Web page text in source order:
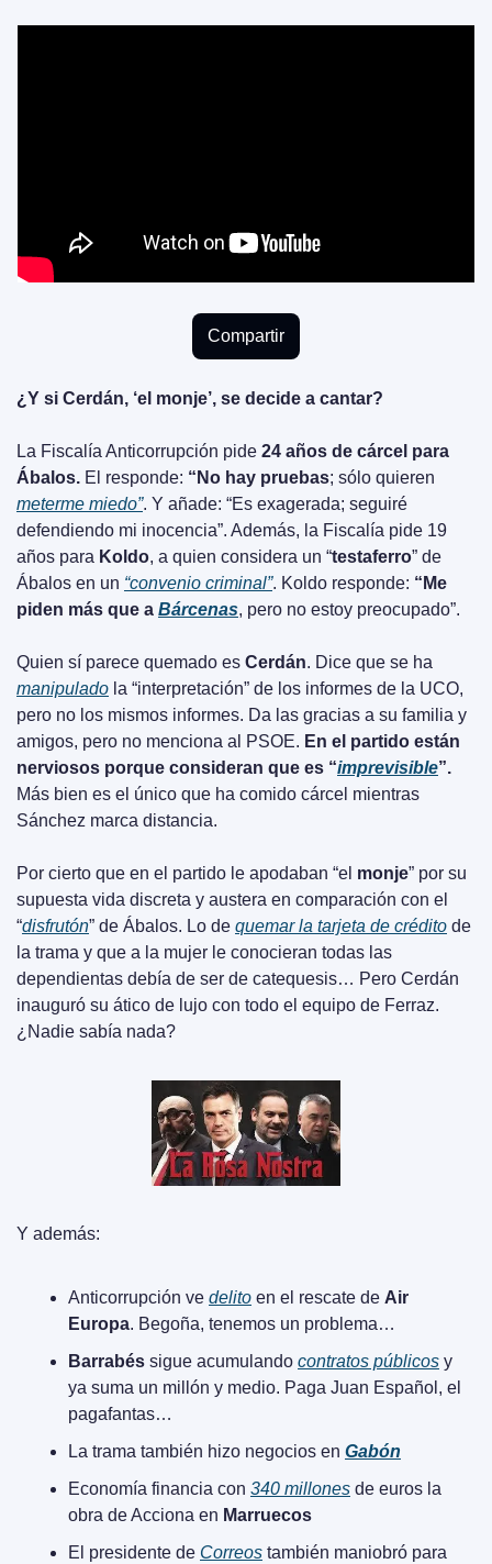
Compartir
¿Y si Cerdán, ‘el monje’, se decide a cantar?
La Fiscalía Anticorrupción pide 24 años de cárcel para
Ábalos. El responde: “No hay pruebas
meterme miedo”. Y añade: “Es exagerada; seguiré
defendiendo mi inocencia”. Además, la Fiscalía pide 19
años para Koldo, a quien considera un “testaferro” de
Ábalos en un “convenio criminal”. Koldo responde: “Me
piden más que a Bárcenas, pero no estoy preocupado”.
Quien sí parece quemado es Cerdán
manipulado la “interpretación” de los informes de la UCO,
pero no los mismos informes. Da las gracias a su familia y
amigos, pero no menciona al PSOE. En el partido están
nerviosos porque consideran que es “imprevisible”.
Más bien es el único que ha comido cárcel mientras
Sánchez marca distancia.
Por cierto que en el partido le apodaban “el monje” por su
supuesta vida discreta y austera en comparación con el
“disfrutón” de Ábalos. Lo de quemar la tarjeta de crédito de
la trama y que a la mujer le conocieran todas las
dependientas debía de ser de catequesis… Pero Cerdán
inauguró su ático de lujo con todo el equipo de Ferraz.
¿Nadie sabía nada?
Y además:
Anticorrupción ve delito en el rescate de Air
Europa. Begoña, tenemos un problema…
Barrabés sigue acumulando contratos públicos y
ya suma un millón y medio. Paga Juan Español, el
pagafantas…
La trama también hizo negocios en Gabón
Economía financia con 340 millones de euros la
obra de Acciona en Marruecos
El presidente de Correos también maniobró para